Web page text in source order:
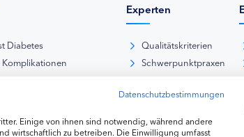
Diabetes
Typ-2-Diabetes
Experten
Qualitätskriterien
Schwerpunktpraxen
Kliniken
Diabetes-Fachhändler
Datenschutzbestimmungen
Einige von ihnen sind notwendig, während andere
wirtschaftlich zu betreiben. Die Einwilligung umfasst